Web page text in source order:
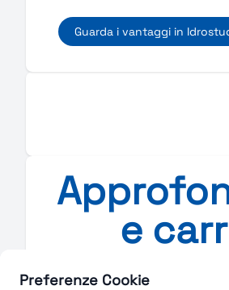
Preferenze Cookie
Guarda i vantaggi in
e